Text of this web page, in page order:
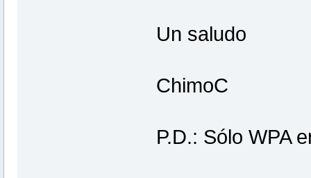
Un saludo
ChimoC
P.D.: Sólo WPA